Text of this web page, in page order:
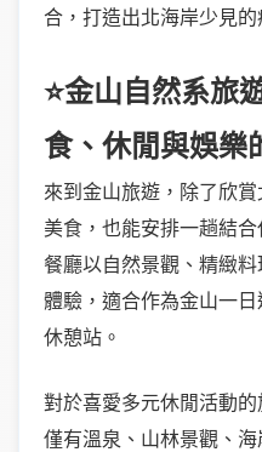
合，打造出北海岸少見的
⭐金山自然系旅
食、休閒與娛樂
來到金山旅遊，除了欣
美食，也能安排一趟結
餐廳以自然景觀、精緻
體驗，適合作為金山一
休憩站。
對於喜愛多元休閒活動
僅有溫泉、山林景觀、